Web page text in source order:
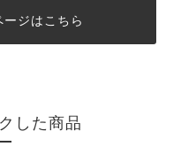
ジはこちら
した商品